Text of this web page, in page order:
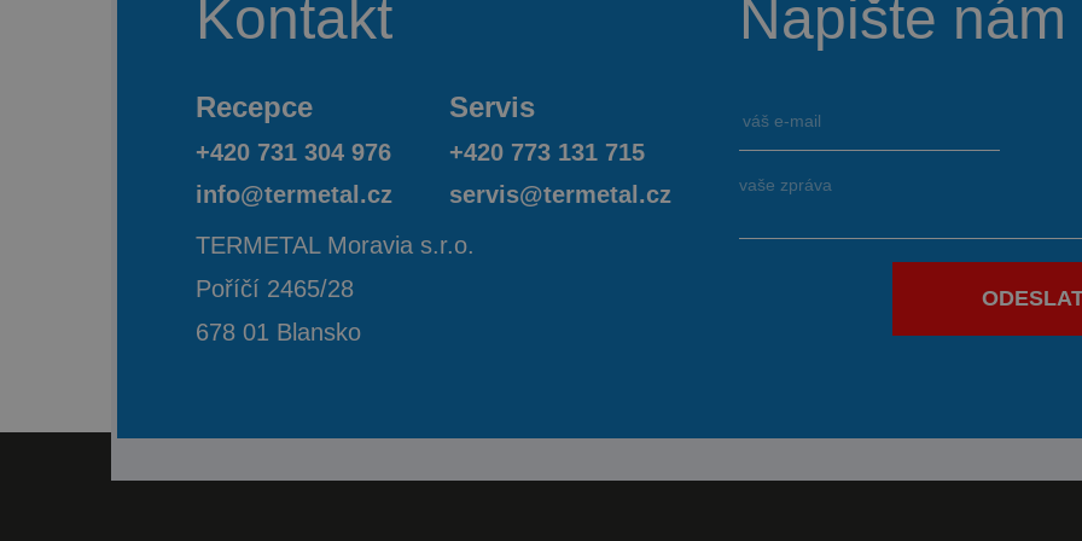
Kontakt
Recepce
+420 731 304 976
info@termetal.cz
Servis
+420 773 131 715
servis@termetal.cz
TERMETAL Moravia s.r.o.
Poříčí 2465/28
678 01 Blansko
Napište nám